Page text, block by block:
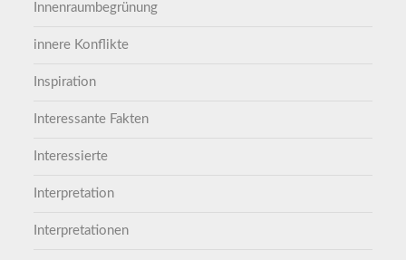
Innenraumbegrünung
innere Konflikte
Inspiration
Interessante Fakten
Interessierte
Interpretation
Interpretationen